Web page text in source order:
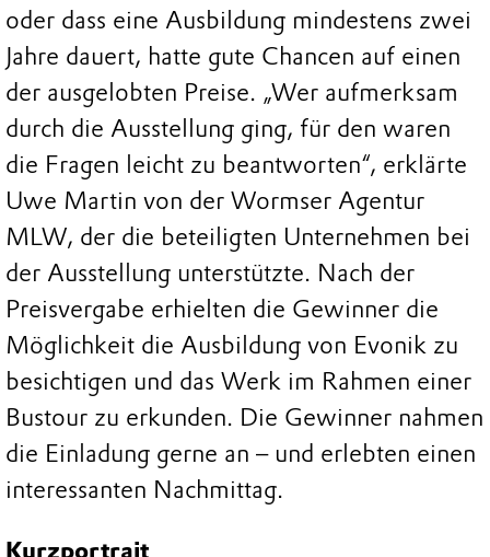
oder dass eine Ausbildung mindestens zwei
Jahre dauert, hatte gute Chancen auf einen
der ausgelobten Preise. „Wer aufmerksam
durch die Ausstellung ging, für den waren
die Fragen leicht zu beantworten“, erklärte
Uwe Martin von der Wormser Agentur
MLW, der die beteiligten Unternehmen bei
der Ausstellung unterstützte. Nach der
Preisvergabe erhielten die Gewinner die
Möglichkeit die Ausbildung von Evonik zu
besichtigen und das Werk im Rahmen einer
Bustour zu erkunden. Die Gewinner nahmen
die Einladung gerne an – und erlebten einen
interessanten Nachmittag.
Kurzportrait